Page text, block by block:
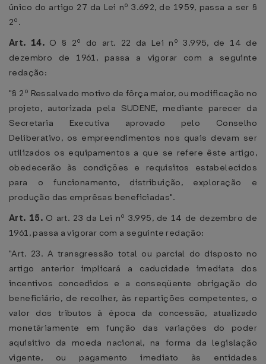
único do artigo 27 da Lei nº 3.692, de 1959, passa a ser §
2º.
Art. 14. O § 2º do art. 22 da Lei nº 3.995, de 14 de
dezembro de 1961, passa a vigorar com a seguinte
redação:
"§ 2º Ressalvado motivo de fôrça maior, ou modificação no
projeto, autorizada pela SUDENE, mediante parecer da
Secretaria Executiva aprovado pelo Conselho
Deliberativo, os empreendimentos nos quais devam ser
utilizados os equipamentos a que se refere êste artigo,
obedecerão às condições e requisitos estabelecidos
para o funcionamento, distribuição, exploração e
produção das emprêsas beneficiadas".
Art. 15. O art. 23 da Lei nº 3.995, de 14 de dezembro de
1961, passa a vigorar com a seguinte redação:
"Art. 23. A transgressão total ou parcial do disposto no
artigo anterior implicará a caducidade imediata dos
incentivos concedidos e a conseqüente obrigação do
beneficiário, de recolher, às repartições competentes, o
valor dos tributos à época da concessão, atualizado
monetàriamente em função das variações do poder
aquisitivo da moeda nacional, na forma da legislação
vigente, ou pagamento imediato às entidades